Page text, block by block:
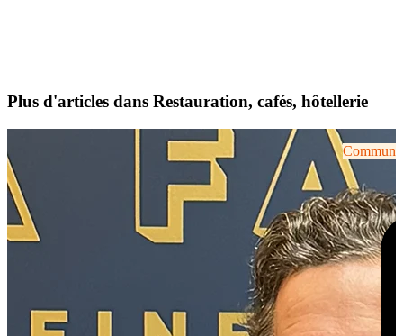
Plus d'articles dans Restauration, cafés, hôtellerie